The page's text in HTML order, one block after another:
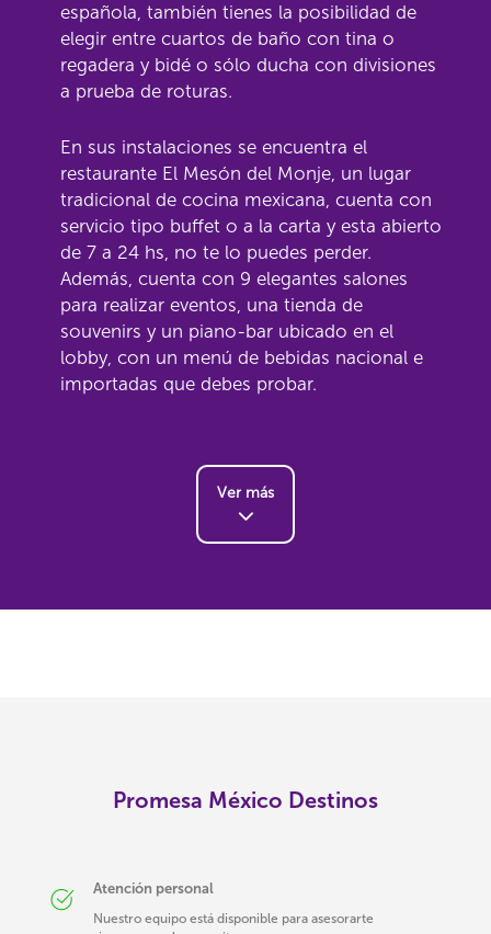
española, también tienes la posibilidad de
elegir entre cuartos de baño con tina o
regadera y bidé o sólo ducha con divisiones
a prueba de roturas.
En sus instalaciones se encuentra el
restaurante El Mesón del Monje, un lugar
tradicional de cocina mexicana, cuenta con
servicio tipo buffet o a la carta y esta abierto
de 7 a 24 hs, no te lo puedes perder.
Además, cuenta con 9 elegantes salones
para realizar eventos, una tienda de
souvenirs y un piano-bar ubicado en el
lobby, con un menú de bebidas nacional e
importadas que debes probar.
Ver más
Promesa México Destinos
Atención personal
Nuestro equipo está disponible para asesorarte